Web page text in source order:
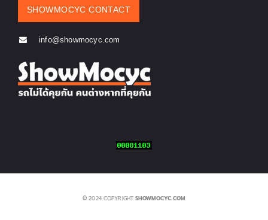
SHOWMOCYC CONTACT
info@showmocyc.com
© 2024 COPYRIGHTSHOWMOCYC.COM